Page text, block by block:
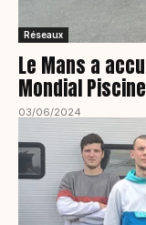
Réseaux
Le Mans a
Mondial Piscine
03/06/2024